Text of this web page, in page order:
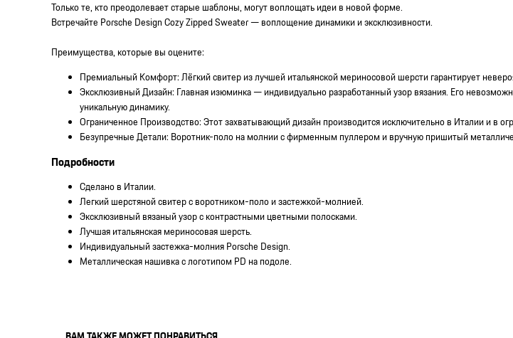
Только те, кто преодолевает старые шаблоны, могут воплощать идеи в новой форме.
Встречайте Porsche Design Cozy Zipped Sweater — воплощение динамики и эксклюзивности.
Преимущества, которые вы оцените:
Премиальный Комфорт: Лёгкий свитер из лучшей итальянской мериносовой шерсти гарантирует
Эксклюзивный Дизайн: Главная изюминка — индивидуально разработанный узор вязания. Его
уникальную динамику.
Ограниченное Производство: Этот захватывающий дизайн производится исключительно в Италии и в
Безупречные Детали: Воротник-поло на молнии с фирменным пуллером и вручную пришитый
Подробности
Сделано в Италии.
Легкий шерстяной свитер с воротником-поло и застежкой-молнией.
Эксклюзивный вязаный узор с контрастными цветными полосками.
Лучшая итальянская мериносовая шерсть.
Индивидуальный застежка-молния Porsche Design.
Металлическая нашивка с логотипом PD на подоле.